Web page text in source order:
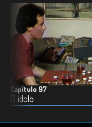
Capítulo 97
El ídolo